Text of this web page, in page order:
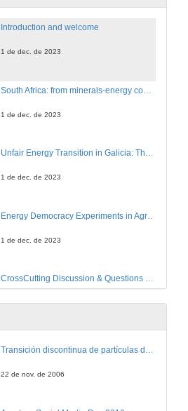
Introduction and welcome
1 de dec. de 2023
1 de dec. de 2023
Unfair Energy Transition in Galicia: The case of wind energy
1 de dec. de 2023
1 de dec. de 2023
CrossCutting Discussion & Questions and Answers
4 de dec. de 2023
Transición discontinua de partículas de microgel termosensible
22 de nov. de 2006